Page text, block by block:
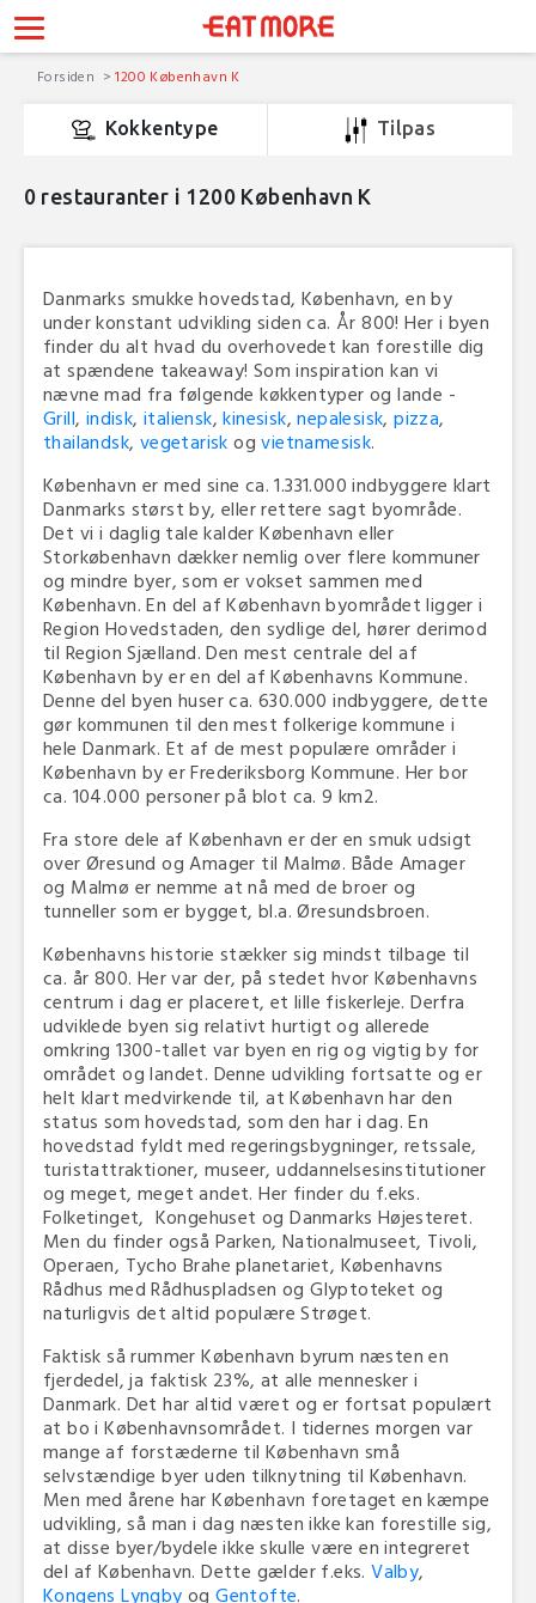
Forsiden 1200 København K
Kokkentype Tilpas
0 restauranter i 1200 København K
Danmarks smukke hovedstad, København, en by
under konstant udvikling siden ca. År 800! Her i byen
finder du alt hvad du overhovedet kan forestille dig
at spændene takeaway! Som inspiration kan vi
nævne mad fra følgende køkkentyper og lande -
Grill, indisk,italiensk,kinesisk,nepalesisk,pizza,
thailandsk, vegetarisk ogvietnamesisk.
København er med sine ca. 1.331.000 indbyggere klart
Danmarks størst by, eller rettere sagt byområde.
Det vi i daglig tale kalder København eller
Storkøbenhavn dækker nemlig over flere kommuner
og mindre byer, som er vokset sammen med
København. En del af København byområdet ligger i
Region Hovedstaden, den sydlige del, hører derimod
til Region Sjælland. Den mest centrale del af
København by er en del af Københavns Kommune.
Denne del byen huser ca. 630.000 indbyggere, dette
gør kommunen til den mest folkerige kommune i
hele Danmark. Et af de mest populære områder i
København by er Frederiksborg Kommune. Her bor
ca. 104.000 personer på blot ca. 9 km2.
Fra store dele af København er der en smuk udsigt
over Øresund og Amager til Malmø. Både Amager
og Malmø er nemme at nå med de broer og
tunneller som er bygget, bl.a. Øresundsbroen.
Københavns historie stækker sig mindst tilbage til
ca. år 800. Her var der, på stedet hvor Københavns
centrum i dag er placeret, et lille fiskerleje. Derfra
udviklede byen sig relativt hurtigt og allerede
omkring 1300-tallet var byen en rig og vigtig by for
området og landet. Denne udvikling fortsatte og er
helt klart medvirkende til, at København har den
status som hovedstad, som den har i dag. En
hovedstad fyldt med regeringsbygninger, retssale,
turistattraktioner, museer, uddannelsesinstitutioner
og meget, meget andet. Her finder du f.eks.
Folketinget, Kongehuset og Danmarks Højesteret.
Men du finder også Parken, Nationalmuseet, Tivoli,
Operaen, Tycho Brahe planetariet, Københavns
Rådhus med Rådhuspladsen og Glyptoteket og
naturligvis det altid populære Strøget.
Faktisk så rummer København byrum næsten en
fjerdedel, ja faktisk 23%, at alle mennesker i
Danmark. Det har altid været og er fortsat populært
at bo i Københavnsområdet. I tidernes morgen var
mange af forstæderne til København små
selvstændige byer uden tilknytning til København.
Men med årene har København foretaget en kæmpe
udvikling, så man i dag næsten ikke kan forestille sig,
at disse byer/bydele ikke skulle være en integreret
del af København. Dette gælder f.eks.Valby,
Kongens Lyngby ogGentofte.